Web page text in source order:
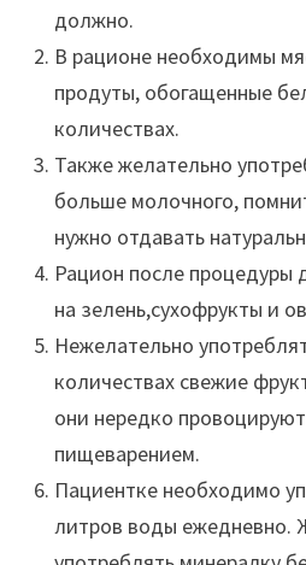
должно.
В рационе необходимы
продуты, обогащенные
количествах.
Также желательно
больше молочного,
нужно отдавать
Рацион после процедуры
на зелень,сухофрукты и
Нежелательно
количествах свежие
они нередко
пищеварением.
Пациентке необходимо
литров воды ежедневно.